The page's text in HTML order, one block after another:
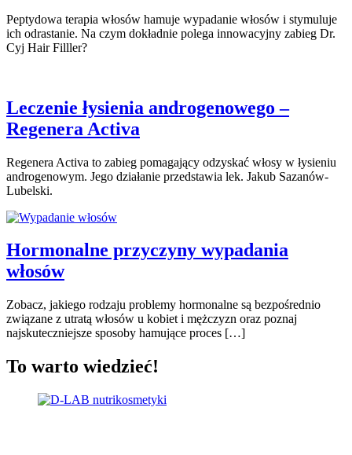
Peptydowa terapia włosów hamuje wypadanie włosów i stymuluje
ich odrastanie. Na czym dokładnie polega innowacyjny zabieg Dr.
Cyj Hair Filller?
Leczenie łysienia androgenowego –
Regenera Activa
Regenera Activa to zabieg pomagający odzyskać włosy w łysieniu
androgenowym. Jego działanie przedstawia lek. Jakub Sazanów-
Lubelski.
Hormonalne przyczyny wypadania
włosów
Zobacz, jakiego rodzaju problemy hormonalne są bezpośrednio
związane z utratą włosów u kobiet i mężczyzn oraz poznaj
najskuteczniejsze sposoby hamujące proces […]
To warto wiedzieć!